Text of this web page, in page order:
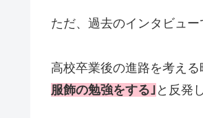
ただ、過去のインタビュ
高校卒業後の進路を考え
服飾の勉強をする｣ と反発